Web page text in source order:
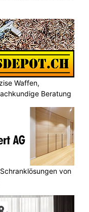
Waffen,
Beratung
von